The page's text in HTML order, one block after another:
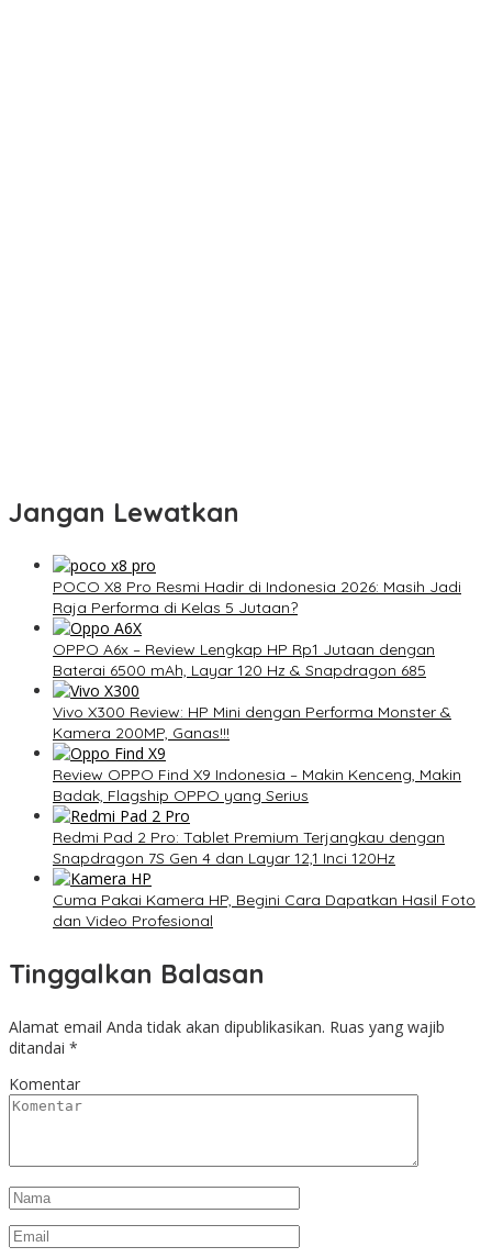
Jangan Lewatkan
POCO X8 Pro Resmi Hadir di Indonesia 2026: Masih Jadi
Raja Performa di Kelas 5 Jutaan?
OPPO A6x – Review Lengkap HP Rp1 Jutaan dengan
Baterai 6500 mAh, Layar 120 Hz & Snapdragon 685
Vivo X300 Review: HP Mini dengan Performa Monster &
Kamera 200MP, Ganas!!!
Review OPPO Find X9 Indonesia – Makin Kenceng, Makin
Badak, Flagship OPPO yang Serius
Redmi Pad 2 Pro: Tablet Premium Terjangkau dengan
Snapdragon 7S Gen 4 dan Layar 12,1 Inci 120Hz
Cuma Pakai Kamera HP, Begini Cara Dapatkan Hasil Foto
dan Video Profesional
Tinggalkan Balasan
Alamat email Anda tidak akan dipublikasikan. Ruas yang wajib
ditandai *
Komentar